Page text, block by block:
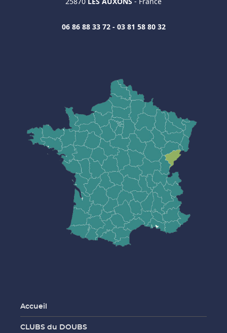
06 86 88 33 72 - 03 81 58 80 32
Accueil
CLUBS du DOUBS